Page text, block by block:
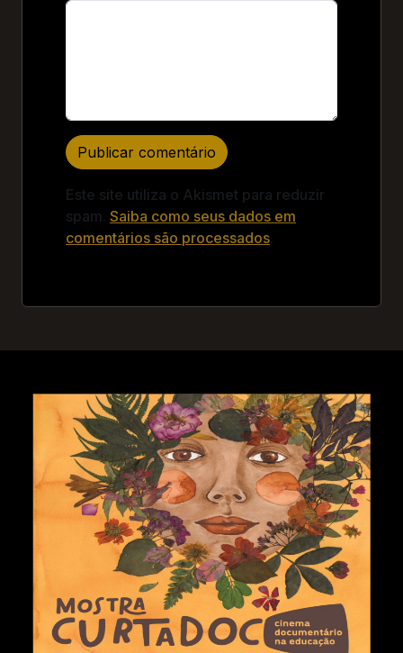
Este site utiliza o Akismet para reduzir
spam. Saiba como seus dados em
comentários são processados